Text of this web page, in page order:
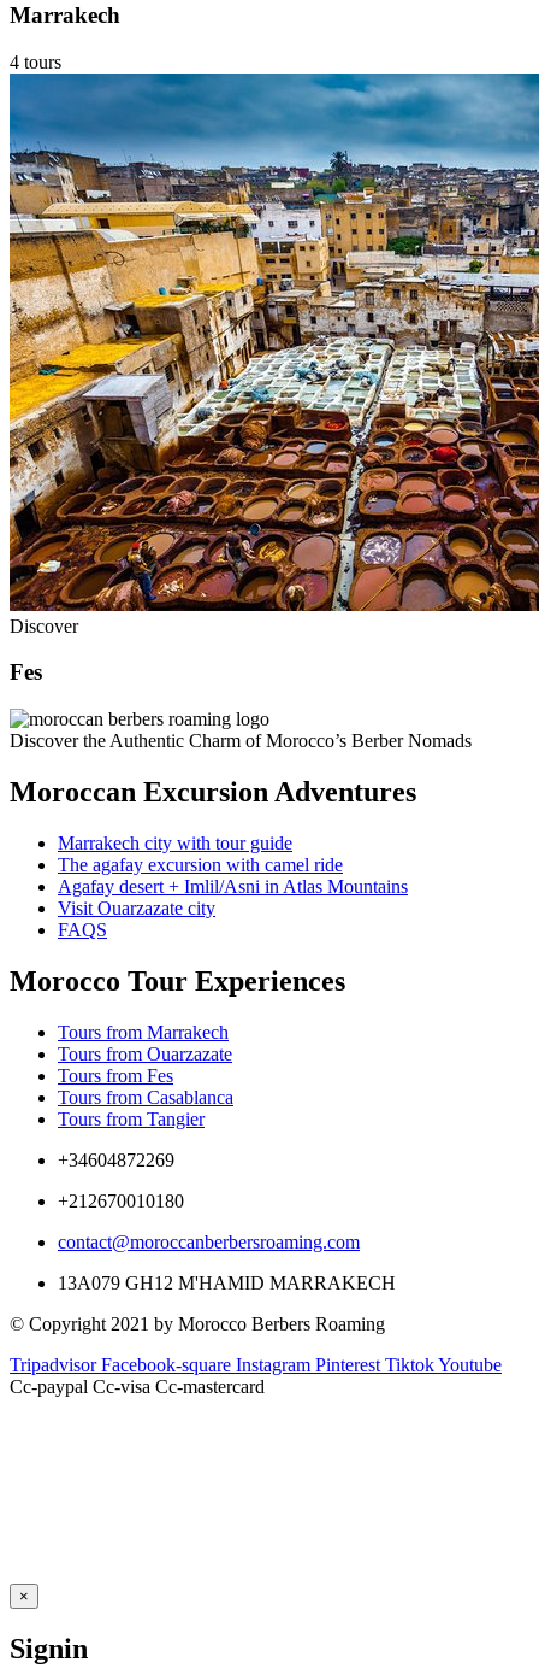
Marrakech
4 tours
Discover
Fes
Discover the Authentic Charm of Morocco’s Berber Nomads
Moroccan Excursion Adventures
Marrakech city with tour guide
The agafay excursion with camel ride
Agafay desert + Imlil/Asni in Atlas Mountains
Visit Ouarzazate city
FAQS
Morocco Tour Experiences
Tours from Marrakech
Tours from Ouarzazate
Tours from Fes
Tours from Casablanca
Tours from Tangier
+34604872269
+212670010180
contact@moroccanberbersroaming.com
13A079 GH12 M'HAMID MARRAKECH
© Copyright 2021 by Morocco Berbers Roaming
Tripadvisor Facebook-square Instagram Pinterest TiktokYoutube
Cc-paypal Cc-visa Cc-mastercard
×
Signin